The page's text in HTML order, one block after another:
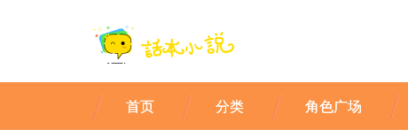
首页 分类 角色广场